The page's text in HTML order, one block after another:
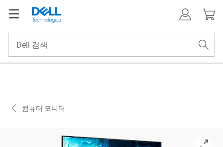
컴퓨터 모니터
View 오른쪽 방향 S3225QC 32형 모니터